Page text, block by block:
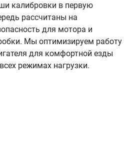
калибровки в первую
рассчитаны на
для мотора и
Мы оптимизируем работу
для комфортной езды
режимах нагрузки.